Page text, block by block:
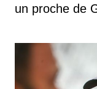
un proche de